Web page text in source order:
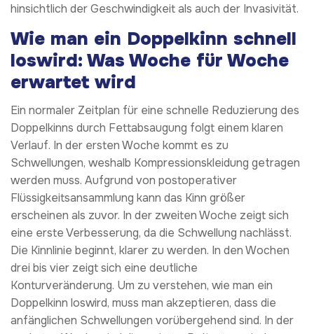
hinsichtlich der Geschwindigkeit als auch der Invasivität.
Wie man ein Doppelkinn schnell
loswird: Was Woche für Woche
erwartet wird
Ein normaler Zeitplan für eine schnelle Reduzierung des
Doppelkinns durch Fettabsaugung folgt einem klaren
Verlauf. In der ersten Woche kommt es zu
Schwellungen, weshalb Kompressionskleidung getragen
werden muss. Aufgrund von postoperativer
Flüssigkeitsansammlung kann das Kinn größer
erscheinen als zuvor. In der zweiten Woche zeigt sich
eine erste Verbesserung, da die Schwellung nachlässt.
Die Kinnlinie beginnt, klarer zu werden. In den Wochen
drei bis vier zeigt sich eine deutliche
Konturveränderung. Um zu verstehen, wie man ein
Doppelkinn loswird, muss man akzeptieren, dass die
anfänglichen Schwellungen vorübergehend sind. In der